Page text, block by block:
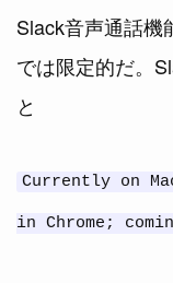
Slack音声通話機
では限定的だ。
と
Currently on
in Chrome;